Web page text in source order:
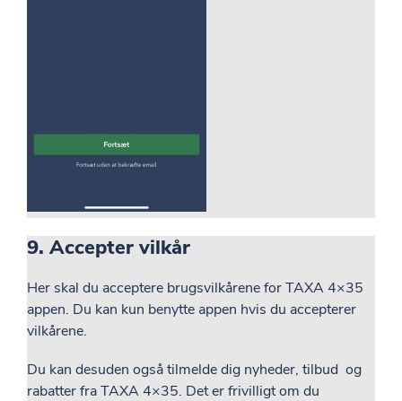
9. Accepter vilkår
Her skal du acceptere brugsvilkårene for TAXA 4×35
appen. Du kan kun benytte appen hvis du accepterer
vilkårene.
Du kan desuden også tilmelde dig nyheder, tilbud og
rabatter fra TAXA 4×35. Det er frivilligt om du